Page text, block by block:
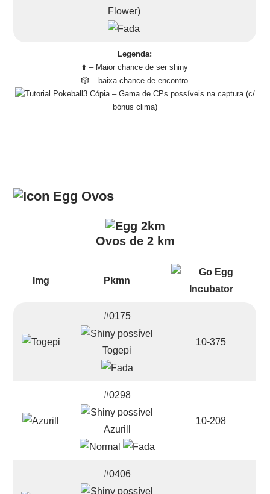
Flower)
Legenda:
⬆️ – Maior chance de ser shiny
🎲 – baixa chance de encontro
– Gama de CPs possíveis na captura (c/
bónus clima)
Ovos
Ovos de 2 km
Img Pkmn
#0175
Togepi
10-375
#0298
Azurill
10-208
#0406